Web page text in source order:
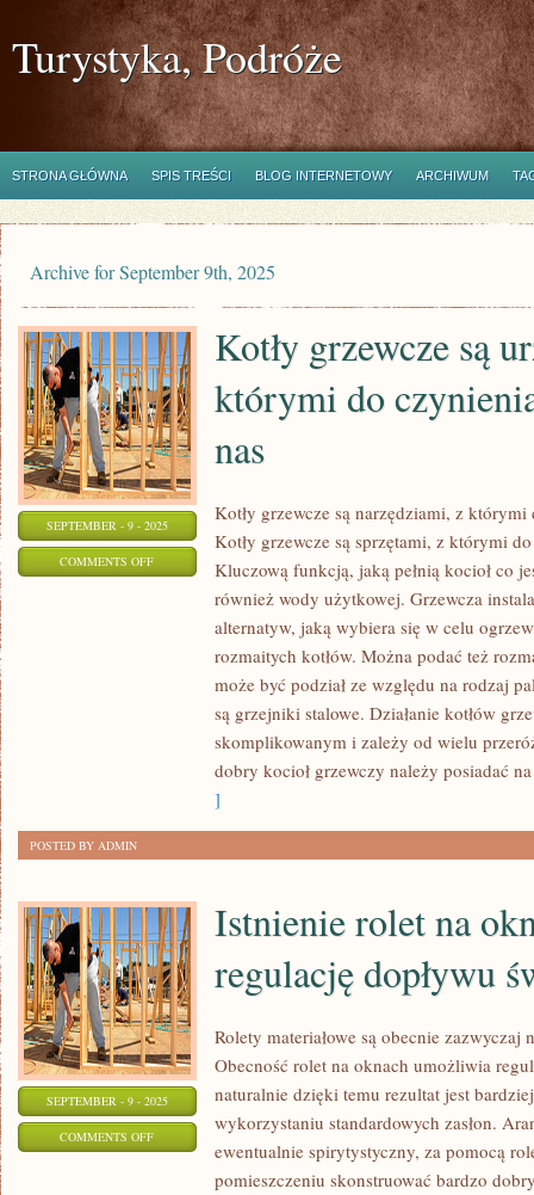
Turystyka, Podróże
STRONA GŁÓWNA SPIS TREŚCI BLOG INTERNETOWY ARCHIWUM
Archive for September 9th, 2025
SEPTEMBER - 9 - 2025
COMMENTS OFFON
URZĄDZENIAMI,
CZYNIENIA
MA
WIELU
NAS
Kotły grzewcze są
którymi do
nas
Kotły grzewcze są narzędziami, z
Kotły grzewcze są sprzętami, z którymi
Kluczową funkcją, jaką pełnią kocioł co
również wody użytkowej. Grzewcza
alternatyw, jaką wybiera się w celu
rozmaitych kotłów. Można podać też
może być podział ze względu na rodzaj
są grzejniki stalowe. Działanie kotłów
skomplikowanym i zależy od wielu
dobry kocioł grzewczy należy posiadać
]
POSTED BY ADMIN
SEPTEMBER - 9 - 2025
COMMENTS OFFON
Istnienie rolet na
regulację dopływu
Rolety materiałowe są obecnie zazwyczaj
Obecność rolet na oknach umożliwia
naturalnie dzięki temu rezultat jest
wykorzystaniu standardowych zasłon.
ewentualnie spirytystyczny, za pomocą
pomieszczeniu skonstruować bardzo